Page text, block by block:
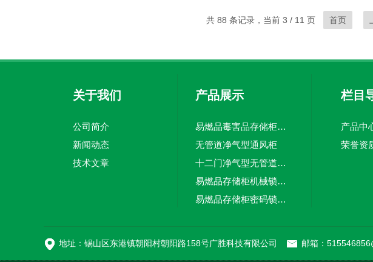
共 88 条记录，当前 3 / 11 页
首页
关于我们
公司简介
新闻动态
技术文章
产品展示
易燃品毒害品存储柜防火防爆化学品安全柜
无管道净气型通风柜
十二门净气型无管道药品柜化学品存储柜
易燃品存储柜机械锁（全钢系列）
易燃品存储柜密码锁（全钢系列）
栏目
产品中
荣誉资
地址：锡山区东港镇朝阳村朝阳路158号广胜科技有限公司 邮箱：